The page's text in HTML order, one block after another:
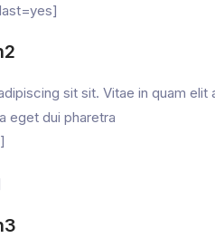
sit sit. Vitae in quam
eget dui pharetra